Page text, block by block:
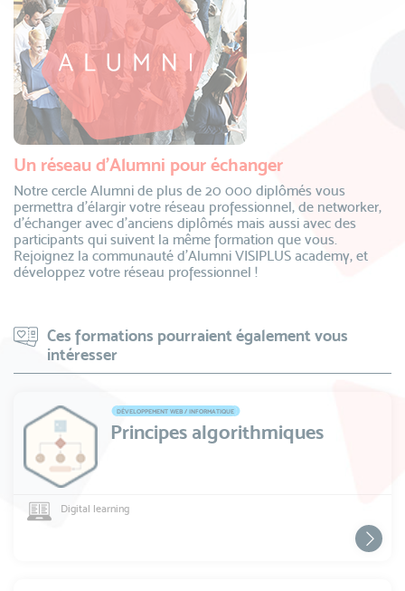
Un réseau d’Alumni pour échanger
Notre cercle Alumni de plus de 20 000 diplômés vous
permettra d’élargir votre réseau professionnel, de networker,
d’échanger avec d’anciens diplômés mais aussi avec des
participants qui suivent la même formation que vous.
Rejoignez la communauté d’Alumni VISIPLUS academy, et
développez votre réseau professionnel !
Ces formations pourraient également vous
intéresser
DÉVELOPPEMENT WEB / INFORMATIQUE
Principes algorithmiques
Digital learning